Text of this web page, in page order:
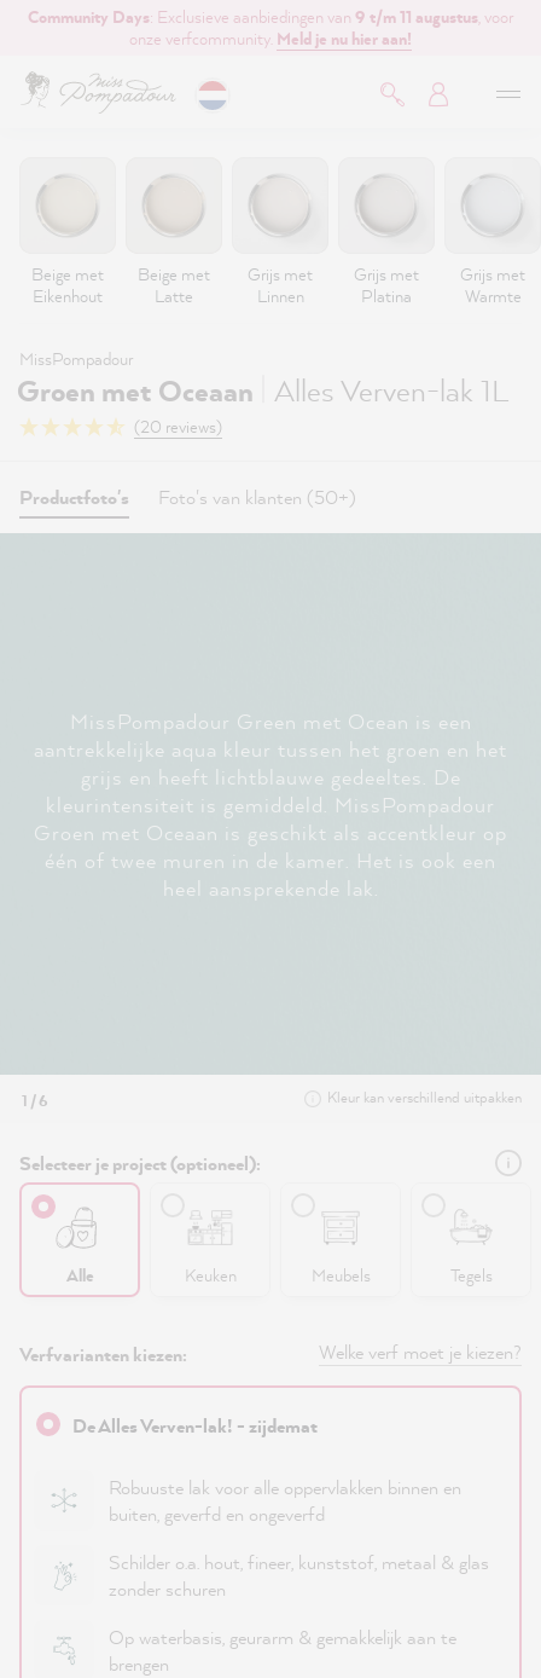
hoofdinhoud
Community Days: Exclusieve aanbiedingen van 9 t/m 11 augustus , voor
onze verfcommunity. Meld je nu hier aan!
Beige met
Eikenhout
Beige met
Latte
Grijs met
Linnen
Grijs met
Platina
Grijs met
Warmte
MissPompadour
Groen met Oceaan Alles Verven-lak 1L
(20 reviews)
Productfoto's Foto's van klanten (50+)
MissPompadour Green met Ocean is een
aantrekkelijke aqua kleur tussen het groen en het
grijs en heeft lichtblauwe gedeeltes. De
kleurintensiteit is gemiddeld. MissPompadour
Groen met Oceaan is geschikt als accentkleur op
één of twee muren in de kamer. Het is ook een
heel aansprekende lak.
1 / 6 Kleur kan verschillend uitpakken
Selecteer je project (optioneel):
Alle Keuken Meubels Tegels
Verfvarianten kiezen: Welke verf moet je kiezen?
De Alles Verven-lak! - zijdemat
Robuuste lak voor alle oppervlakken binnen en
buiten, geverfd en ongeverfd
Schilder o.a. hout, fineer, kunststof, metaal & glas
zonder schuren
Op waterbasis, geurarm & gemakkelijk aan te
brengen